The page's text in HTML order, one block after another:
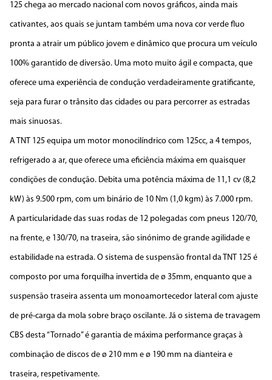
125 chega ao mercado nacional com novos gráficos, ainda mais
cativantes, aos quais se juntam também uma nova cor verde fluo
pronta a atrair um público jovem e dinâmico que procura um veículo
100% garantido de diversão. Uma moto muito ágil e compacta, que
oferece uma experiência de condução verdadeiramente gratificante,
seja para furar o trânsito das cidades ou para percorrer as estradas
mais sinuosas.
A TNT 125 equipa um motor monocilíndrico com 125cc, a 4 tempos,
refrigerado a ar, que oferece uma eficiência máxima em quaisquer
condições de condução. Debita uma potência máxima de 11,1 cv (8,2
kW) às 9.500 rpm, com um binário de 10 Nm (1,0 kgm) às 7.000 rpm.
A particularidade das suas rodas de 12 polegadas com pneus 120/70,
na frente, e 130/70, na traseira, são sinónimo de grande agilidade e
estabilidade na estrada. O sistema de suspensão frontal da TNT 125 é
composto por uma forquilha invertida de ø 35mm, enquanto que a
suspensão traseira assenta um monoamortecedor lateral com ajuste
de pré-carga da mola sobre braço oscilante. Já o sistema de travagem
CBS desta “Tornado” é garantia de máxima performance graças à
combinação de discos de ø 210 mm e ø 190 mm na dianteira e
traseira, respetivamente.